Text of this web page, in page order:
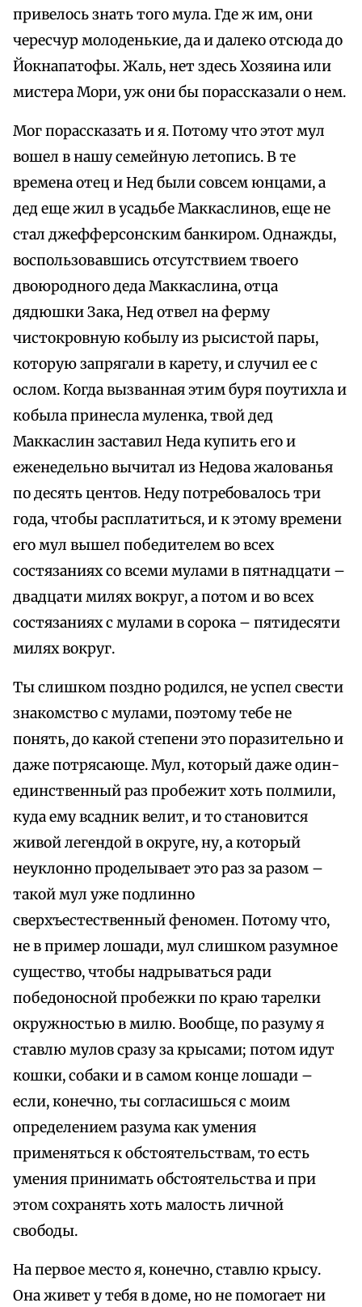
привелось знать того мула. Где ж им, они
чересчур молоденькие, да и далеко отсюда до
Йокнапатофы. Жаль, нет здесь Хозяина или
мистера Мори, уж они бы порассказали о нем.
Мог порассказать и я. Потому что этот мул
вошел в нашу семейную летопись. В те
времена отец и Нед были совсем юнцами, а
дед еще жил в усадьбе Маккаслинов, еще не
стал джефферсонским банкиром. Однажды,
воспользовавшись отсутствием твоего
двоюродного деда Маккаслина, отца
дядюшки Зака, Нед отвел на ферму
чистокровную кобылу из рысистой пары,
которую запрягали в карету, и случил ее с
ослом. Когда вызванная этим буря поутихла и
кобыла принесла муленка, твой дед
Маккаслин заставил Неда купить его и
еженедельно вычитал из Недова жалованья
по десять центов. Неду потребовалось три
года, чтобы расплатиться, и к этому времени
его мул вышел победителем во всех
состязаниях со всеми мулами в пятнадцати –
двадцати милях вокруг, а потом и во всех
состязаниях с мулами в сорока – пятидесяти
милях вокруг.
Ты слишком поздно родился, не успел свести
знакомство с мулами, поэтому тебе не
понять, до какой степени это поразительно и
даже потрясающе. Мул, который даже один-
единственный раз пробежит хоть полмили,
куда ему всадник велит, и то становится
живой легендой в округе, ну, а который
неуклонно проделывает это раз за разом –
такой мул уже подлинно
сверхъестественный феномен. Потому что,
не в пример лошади, мул слишком разумное
существо, чтобы надрываться ради
победоносной пробежки по краю тарелки
окружностью в милю. Вообще, по разуму я
ставлю мулов сразу за крысами; потом идут
кошки, собаки и в самом конце лошади –
если, конечно, ты согласишься с моим
определением разума как умения
применяться к обстоятельствам, то есть
умения принимать обстоятельства и при
этом сохранять хоть малость личной
свободы.
На первое место я, конечно, ставлю крысу.
Она живет у тебя в доме, но не помогает ни